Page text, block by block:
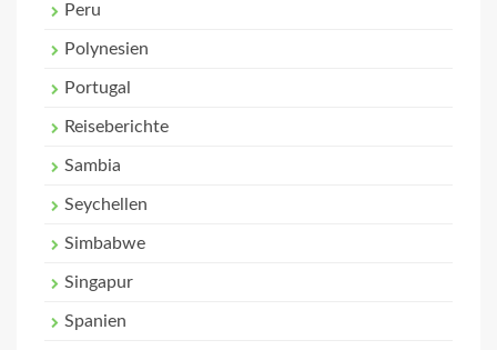
Peru
Polynesien
Portugal
Reiseberichte
Sambia
Seychellen
Simbabwe
Singapur
Spanien